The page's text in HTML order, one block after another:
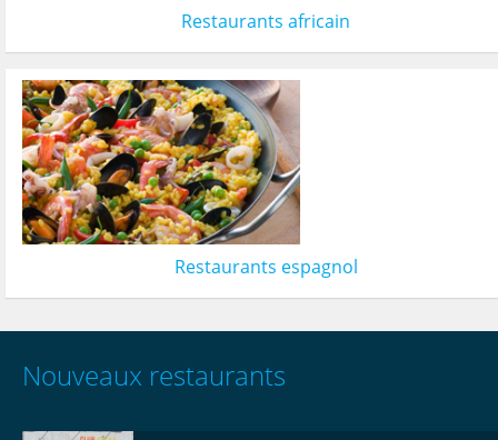
Restaurants africain
Restaurants espagnol
Nouveaux restaurants